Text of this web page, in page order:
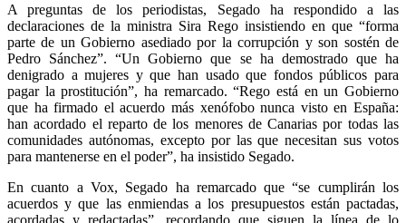
A preguntas de los periodistas, Segado ha respondido a las
declaraciones de la ministra Sira Rego insistiendo en que “forma
parte de un Gobierno asediado por la corrupción y son sostén de
Pedro Sánchez”. “Un Gobierno que se ha demostrado que ha
denigrado a mujeres y que han usado que fondos públicos para
pagar la prostitución”, ha remarcado. “Rego está en un Gobierno
que ha firmado el acuerdo más xenófobo nunca visto en España:
han acordado el reparto de los menores de Canarias por todas las
comunidades autónomas, excepto por las que necesitan sus votos
para mantenerse en el poder”, ha insistido Segado.
En cuanto a Vox, Segado ha remarcado que “se cumplirán los
acuerdos y que las enmiendas a los presupuestos están pactadas,
acordadas y redactadas”, recordando que siguen la línea de lo